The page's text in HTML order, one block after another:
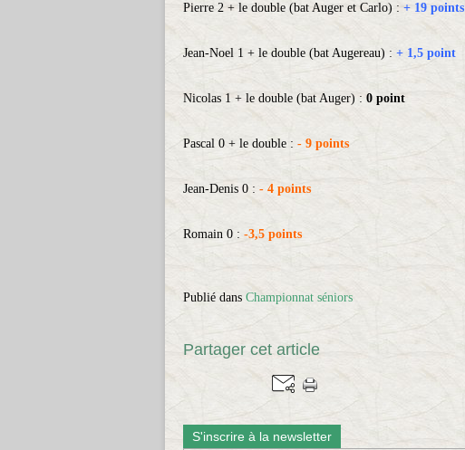
Pierre 2 + le double (bat Auger et Carlo) : + 19 points
Jean-Noel 1 + le double (bat Augereau) : + 1,5 point
Nicolas 1 + le double (bat Auger) : 0 point
Pascal 0 + le double : - 9 points
Jean-Denis 0 : - 4 points
Romain 0 : -3,5 points
Publié dans Championnat séniors
Partager cet article
S'inscrire à la newsletter